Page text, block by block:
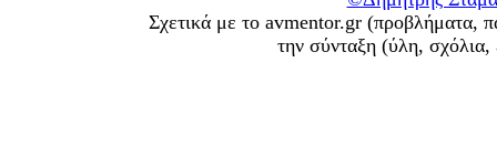
Σχετικά με το avmentor.gr (προβλήματα,
την σύνταξη (ύλη,